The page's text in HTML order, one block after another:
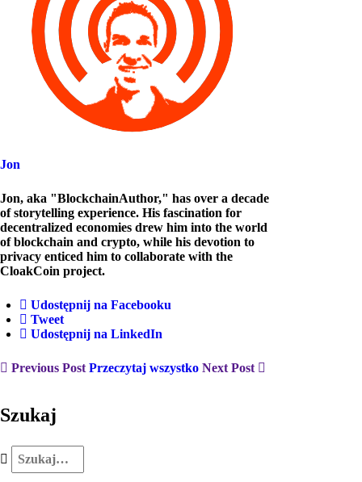
Jon
Jon, aka "BlockchainAuthor," has over a decade
of storytelling experience. His fascination for
decentralized economies drew him into the world
of blockchain and crypto, while his devotion to
privacy enticed him to collaborate with the
CloakCoin project.
Udostępnij na Facebooku
Tweet
Udostępnij na LinkedIn
Previous Post Przeczytaj wszystko Next Post
Szukaj